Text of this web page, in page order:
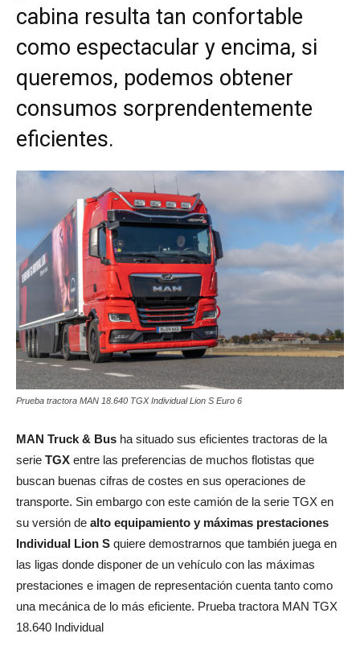
cabina resulta tan confortable
como espectacular y encima, si
queremos, podemos obtener
consumos sorprendentemente
eficientes.
Prueba tractora MAN 18.640 TGX Individual Lion S Euro 6
MAN Truck & Bus ha situado sus eficientes tractoras de la
serie TGX entre las preferencias de muchos flotistas que
buscan buenas cifras de costes en sus operaciones de
transporte. Sin embargo con este camión de la serie TGX en
su versión de alto equipamiento y máximas prestaciones
Individual Lion S quiere demostrarnos que también juega en
las ligas donde disponer de un vehículo con las máximas
prestaciones e imagen de representación cuenta tanto como
una mecánica de lo más eficiente. Prueba tractora MAN TGX
18.640 Individual